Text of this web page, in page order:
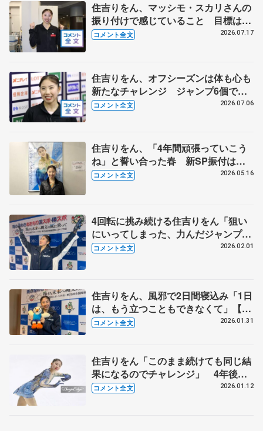
住吉りをん、マッシモ・スカリさんの
振り付けで感じていること 目標は、
全日本を笑顔で終える 【アクアカッ
コメント全文 2026.07.17
住吉りをん、オフシーズンは体も心も
新たなチャレンジ ジャンプ6個で充
実したプログラムに 【全日本シニア
コメント全文 2026.07.06
住吉りをん、「4年間頑張っていこう
ね」と誓い合った春 新SP振付はサ
ンフランシスコで
コメント全文 2026.05.16
4回転に挑み続ける住吉りをん「狙い
にいってしまった、力んだジャンプに
なってすごく悔しい」【国民スポーツ
コメント全文 2026.02.01
住吉りをん、風邪で2日間寝込み「1日
は、もう立つこともできなくて」【国
民スポーツ大会冬季大会成年女子
コメント全文 2026.01.31
住吉りをん「このまま続けても同じ結
果になるのでチャレンジ」 4年後へ
神宮の拠点は変えず、トレーニングな
コメント全文 2026.01.12